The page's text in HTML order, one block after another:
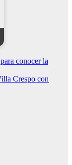
conocer la
Crespo con